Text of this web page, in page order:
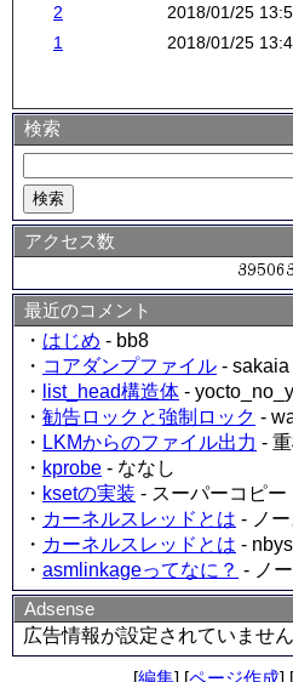
2
2018/01/25
1
2018/01/25
検索
アクセス数
最近のコメント
・ はじめ - bb8
・ コアダンプファイル - sakaia
・
list_head構造体 -
・ 勧告ロックと強制ロック -
・ LKMからのファイル出力 -
・ kprobe - ななし
・ ksetの実装 - スーパーコピー
・ カーネルスレッドとは - ノー
・ カーネルスレッドとは -
・ asmlinkageってなに？ - ノ
Adsense
広告情報が設定されていません